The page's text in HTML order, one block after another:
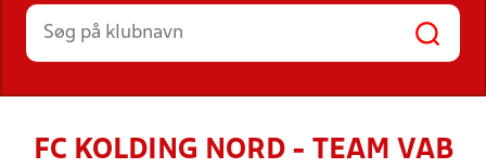
HOLD
FC KOLDING NORD - TEAM VAB